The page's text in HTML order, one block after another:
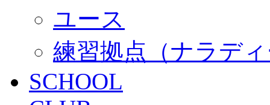
ユース
練習拠点（ナラデ
SCHOOL